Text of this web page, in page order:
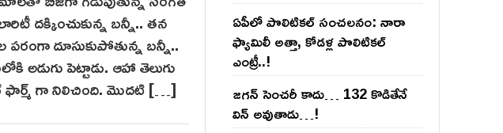
b
r
u
a
r
దక్కించుకున్న బన్నీ.. తన
పరంగా దూసుకుపోతున్న బ‌న్నీ..
పెట్టాడు. ఆహా తెలుగు
ఫార్మ్ గా నిలిచింది. మొదటి […]
ఏపీలో పొలిటిక‌ల్ సంచ‌ల‌నం: నారా
ఫ్యామిలీ అత్తా, కోడ‌ళ్ల పొలిటికల్
ఎంట్రీ..!
జ‌గ‌న్ సెంచ‌రీ కాదు… 132 కొడితేనే
విన్ అవుతాడు…!